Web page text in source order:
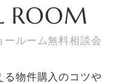
ROOM
ールーム無料相談会
る物件購入のコツや